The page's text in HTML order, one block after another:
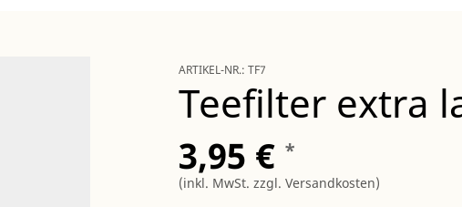
ARTIKEL-NR.:TF7
Teefilter extra
3,95 € *
(inkl. MwSt.zzgl. Versandkosten)